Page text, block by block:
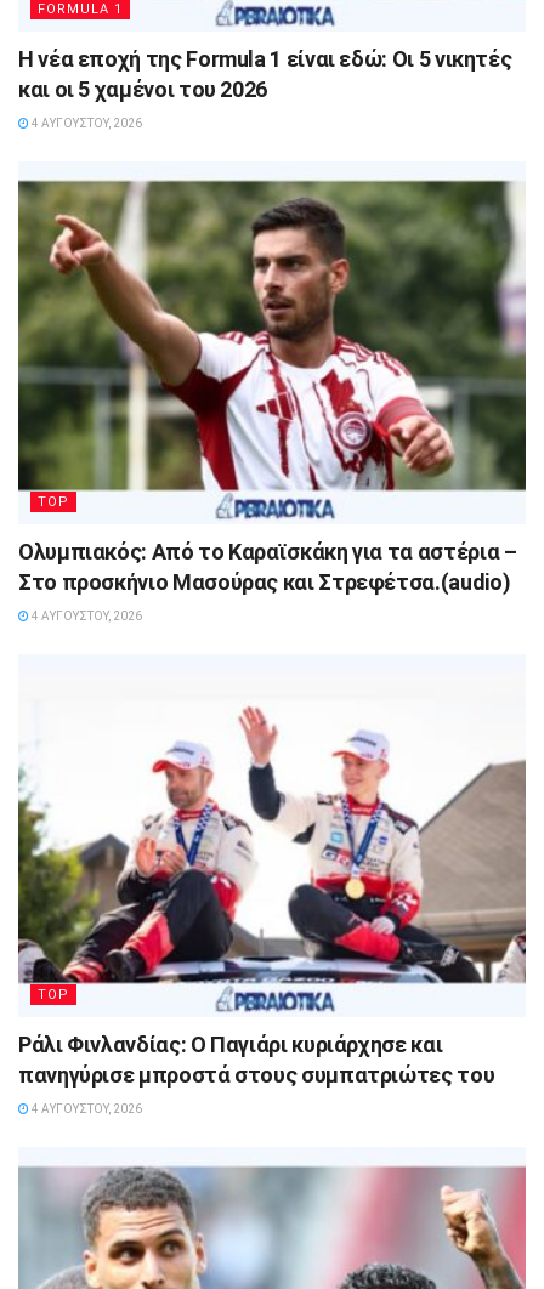
FORMULA 1
Η νέα εποχή της Formula 1 είναι εδώ: Οι 5 νικητές
και οι 5 χαμένοι του 2026
4 ΑΥΓΟΎΣΤΟΥ, 2026
TOP
Ολυμπιακός: Από το Καραϊσκάκη για τα αστέρια –
Στο προσκήνιο Μασούρας και Στρεφέτσα.(audio)
4 ΑΥΓΟΎΣΤΟΥ, 2026
TOP
Ράλι Φινλανδίας: Ο Παγιάρι κυριάρχησε και
πανηγύρισε μπροστά στους συμπατριώτες του
4 ΑΥΓΟΎΣΤΟΥ, 2026